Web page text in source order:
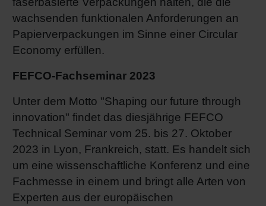
wachsenden funktionalen Anforderungen an
Papierverpackungen im Sinne einer Circular
Economy erfüllen.
FEFCO-Fachseminar 2023
Unter dem Motto "Shaping our future through
innovation" findet das diesjährige FEFCO
Technical Seminar vom 25. bis 27. Oktober
2023 in Lyon, Frankreich, statt. Es handelt sich
um eine wissenschaftliche Konferenz und eine
Fachmesse in einem und bringt alle Arten von
Experten aus der europäischen